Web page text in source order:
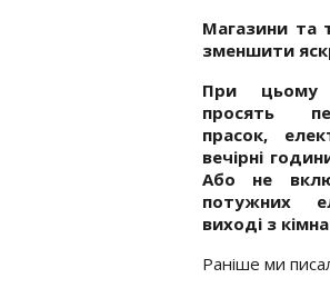
Магазини та
зменшити
При цьому
просять
прасок,
вечірні
Або не
потужних
виході з
Раніше ми